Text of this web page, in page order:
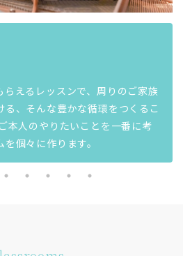
らえるレッスンで、周りのご家族
る、そんな豊かな循環をつくるこ
本人のやりたいことを一番に考
個々に作ります。